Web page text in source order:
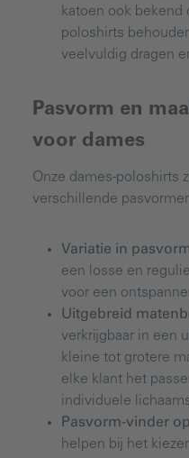
katoen ook bekend
poloshirts
veelvuldig dragen
Pasvorm en
voor dames
Onze dames-poloshirts
verschillende
Variatie in
een losse en
voor een
Uitgebreid
verkrijgbaar in een
kleine tot grotere
elke klant het
individuele
Pasvorm-vinder
helpen bij het